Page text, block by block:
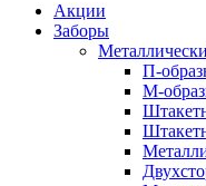
Акции
Заборы
П-
М-